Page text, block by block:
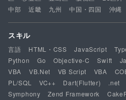
中部
近畿 九州 中国・四国 沖縄
スキル
言語 HTML・CSS JavaScript
Python
Go Objective-C Swift
VBA
VB.Net VB Script VBA
PL/SQL
VC++ Dart(Flutter) .net
Symphony
Zend Framework